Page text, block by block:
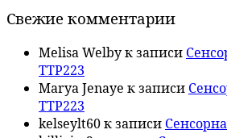
Свежие комментарии
Melisa Welbyк записи
TTP223
Marya Jenaye к записи
TTP223
kelseylt60к записи